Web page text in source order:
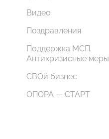
Видео
Поздравления
Поддержка МСП.
Антикризисные меры
СВОй бизнес
ОПОРА — СТАРТ